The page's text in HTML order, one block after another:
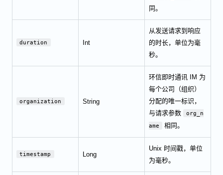
同。
duration Int
从发送请求到响应
的时长，单位为毫
秒。
organization String
环信即时通讯 IM 为
每个公司（组织）
分配的唯一标识，
与请求参数
org_n
ame
相同。
timestamp Long
Unix 时间戳，单位
为毫秒。